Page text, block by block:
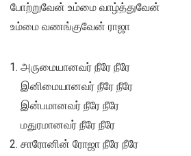
போற்றுவேன் உம்மை வாழ்த்துவேன்
உம்மை வணங்குவேன் ராஜா
அருமையானவர் நீரே நீரே
இனிமையானவர் நீரே நீரே
இன்பமானவர் நீரே நீரே
மதுரமானவர் நீரே நீரே
சாரோனின் ரோஜா நீரே நீரே